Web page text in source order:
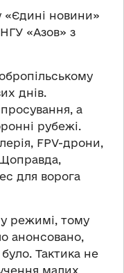
новини»
«Азов» з
днів.
а
рубежі.
FPV-дрони,
Щоправда,
для ворога
режимі, тому
анонсовано,
Тактика не
малих